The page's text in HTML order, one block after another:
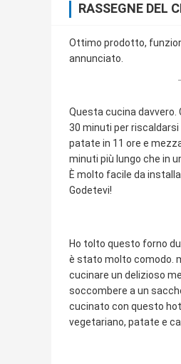
RASSEGNE DEL
Ottimo prodotto,
annunciato.
Questa cucina davvero.
30 minuti per
patate in 11 ore e
minuti più lungo che in
È molto facile da
Godetevi!
Ho tolto questo forno
è stato molto comodo.
cucinare un delizioso
soccombere a un
cucinato con questo
vegetariano, patate e